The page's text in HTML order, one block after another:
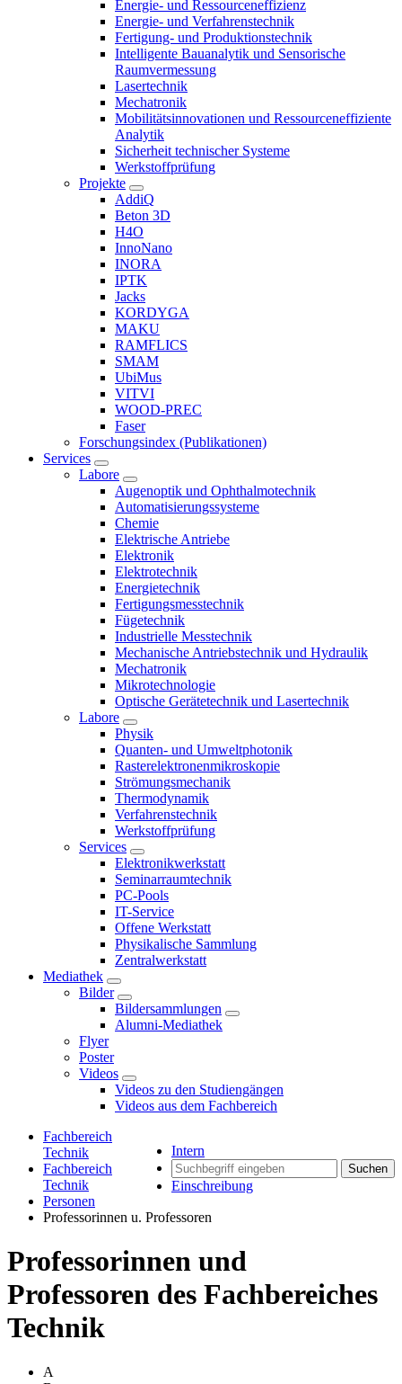
Energie- und Ressourceneffizienz
Energie- und Verfahrenstechnik
Fertigung- und Produktionstechnik
Intelligente Bauanalytik und Sensorische
Raumvermessung
Lasertechnik
Mechatronik
Mobilitätsinnovationen und Ressourceneffiziente
Analytik
Sicherheit technischer Systeme
Werkstoffprüfung
Projekte
AddiQ
Beton 3D
H4O
InnoNano
INORA
IPTK
Jacks
KORDYGA
MAKU
RAMFLICS
SMAM
UbiMus
VITVI
WOOD-PREC
Faser
Forschungsindex (Publikationen)
Services
Labore
Augenoptik und Ophthalmotechnik
Automatisierungssysteme
Chemie
Elektrische Antriebe
Elektronik
Elektrotechnik
Energietechnik
Fertigungsmesstechnik
Fügetechnik
Industrielle Messtechnik
Mechanische Antriebstechnik und Hydraulik
Mechatronik
Mikrotechnologie
Optische Gerätetechnik und Lasertechnik
Labore
Physik
Quanten- und Umweltphotonik
Rasterelektronenmikroskopie
Strömungsmechanik
Thermodynamik
Verfahrenstechnik
Werkstoffprüfung
Services
Elektronikwerkstatt
Seminarraumtechnik
PC-Pools
IT-Service
Offene Werkstatt
Physikalische Sammlung
Zentralwerkstatt
Mediathek
Bilder
Bildersammlungen
Alumni-Mediathek
Flyer
Poster
Videos
Videos zu den Studiengängen
Videos aus dem Fachbereich
Intern
Suchen
Einschreibung
Fachbereich
Technik
Fachbereich
Technik
Personen
Professorinnen u. Professoren
Professorinnen und
Professoren des Fachbereiches
Technik
A